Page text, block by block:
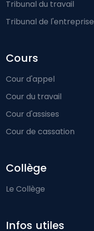
Tribunal du travail
Tribunal de l'entreprise
Cours
Cour d'appel
Cour du travail
Cour d'assises
Cour de cassation
Collège
Le Collège
Infos utiles